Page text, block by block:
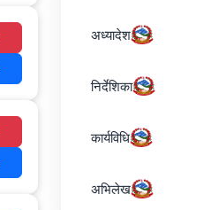
अध्यादेश
निर्देशिका
कार्यविधि
अभिलेख